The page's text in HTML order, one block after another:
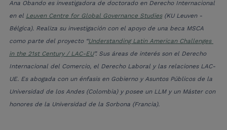
Ana Obando es investigadora de doctorado en Derecho Internacional
en el Leuven Centre for Global Governance Studies (KU Leuven -
Bélgica). Realiza su investigación con el apoyo de una beca MSCA
como parte del proyecto “Understanding Latin American Challenges
in the 21st Century / LAC-EU”. Sus áreas de interés son el Derecho
Internacional del Comercio, el Derecho Laboral y las relaciones LAC-
UE. Es abogada con un énfasis en Gobierno y Asuntos Públicos de la
Universidad de los Andes (Colombia) y posee un LLM y un Máster con
honores de la Universidad de la Sorbona (Francia).